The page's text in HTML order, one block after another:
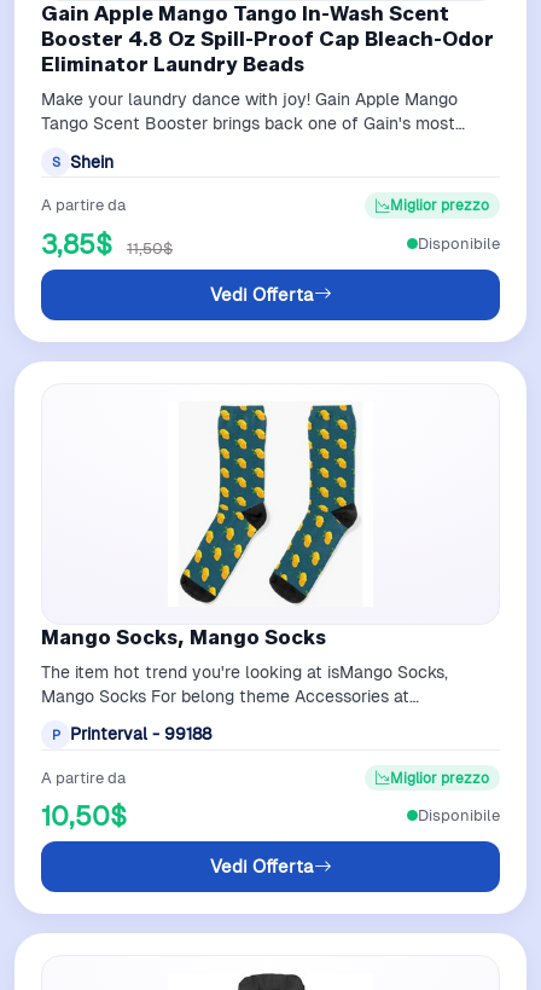
Gain Apple Mango Tango In-Wash Scent
Booster 4.8 Oz Spill-Proof Cap Bleach-Odor
Eliminator Laundry Beads
Make your laundry dance with joy! Gain Apple Mango
Tango Scent Booster brings back one of Gain's most
S Shein
A partire da
3,85$ 11,50$
Miglior prezzo
Vedi Offerta
Disponibile
Mango Socks, Mango Socks
The item hot trend you're looking at isMango Socks,
Mango Socks For belong theme Accessories at
P Printerval - 99188
A partire da
10,50$
Miglior prezzo
Vedi Offerta
Disponibile